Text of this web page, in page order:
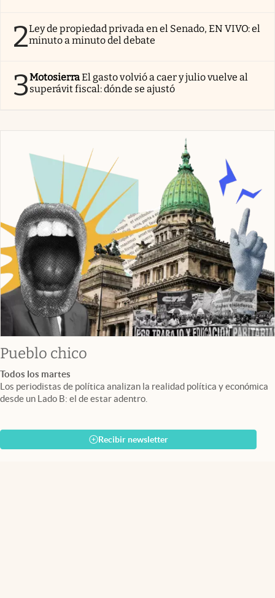
2Ley de propiedad privada en el Senado, EN VIVO: el
minuto a minuto del debate
3MotosierraEl gasto volvió a caer y julio vuelve al
superávit fiscal: dónde se ajustó
Pueblo chico
Todos los martes
Los periodistas de política analizan la realidad política y económica
desde un Lado B: el de estar adentro.
Recibir newsletter